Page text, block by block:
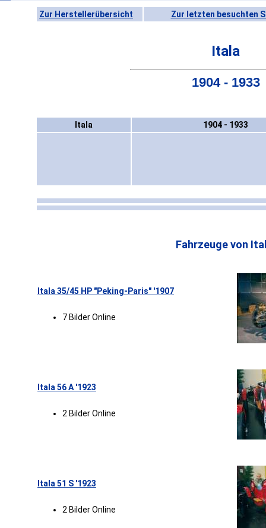
Zur Herstellerübersicht Zur letzten besuchten
Itala
1904 - 1933
Itala 1904 - 1933
Fahrzeuge von
Itala 35/45 HP "Peking-Paris" '1907
7 Bilder Online
Itala 56 A '1923
2 Bilder Online
Itala 51 S '1923
2 Bilder Online